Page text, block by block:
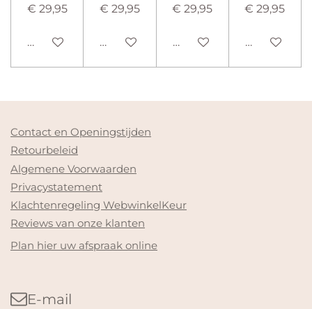
€ 29,95
Bekijk details
€ 29,95
Bekijk details
€ 29,95
Bekijk details
€ 29,95
Bekijk
Contact en Openingstijden
Retourbeleid
Algemene Voorwaarden
Privacystatement
Klachtenregeling WebwinkelKeur
Reviews van onze klanten
Plan hier uw afspraak online
E-mail